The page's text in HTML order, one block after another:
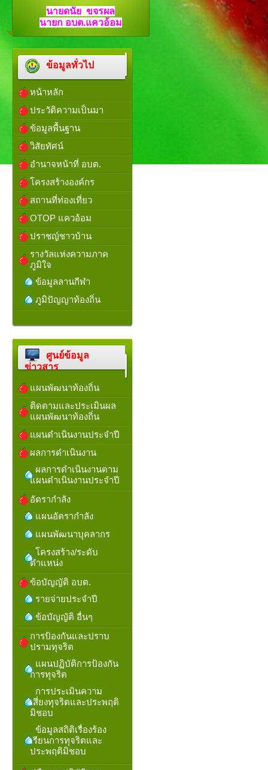
นายดนัย ขจรผล
นายก อบต.แควอ้อม
ข้อมูลทั่วไป
หน้าหลัก
ประวัติความเป็นมา
ข้อมูลพื้นฐาน
วิสัยทัศน์
อำนาจหน้าที่ อบต.
โครงสร้างองค์กร
สถานที่ท่องเที่ยว
OTOP แควอ้อม
ปราชญ์ชาวบ้าน
รางวัลแห่งความภาค
ภูมิใจ
ข้อมูลลานกีฬา
ภูมิปัญญาท้องถิ่น
ศูนย์ข้อมูล
ข่าวสาร
แผนพัฒนาท้องถิ่น
ติดตามและประเมินผล
แผนพัฒนาท้องถิ่น
แผนดำเนินงานประจำปี
ผลการดำเนินงาน
ผลการดำเนินงานตาม
แผนดำเนินงานประจำปี
อัตรากำลัง
แผนอัตรากำลัง
แผนพัฒนาบุคลากร
โครงสร้าง/ระดับ
ตำแหน่ง
ข้อบัญญัติ อบต.
รายจ่ายประจำปี
ข้อบัญญัติ อื่นๆ
การป้องกันและปราบ
ปรามทุจริต
แผนปฏิบัติการป้องกัน
การทุจริต
การประเมินความ
เสี่ยงทุจริตและประพฤติ
มิชอบ
ข้อมูลสถิติเรื่องร้อง
เรียนการทุจริตและ
ประพฤติมิชอบ